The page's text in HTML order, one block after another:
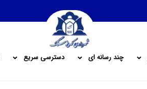
چند رسانه ای دسترسی سریع